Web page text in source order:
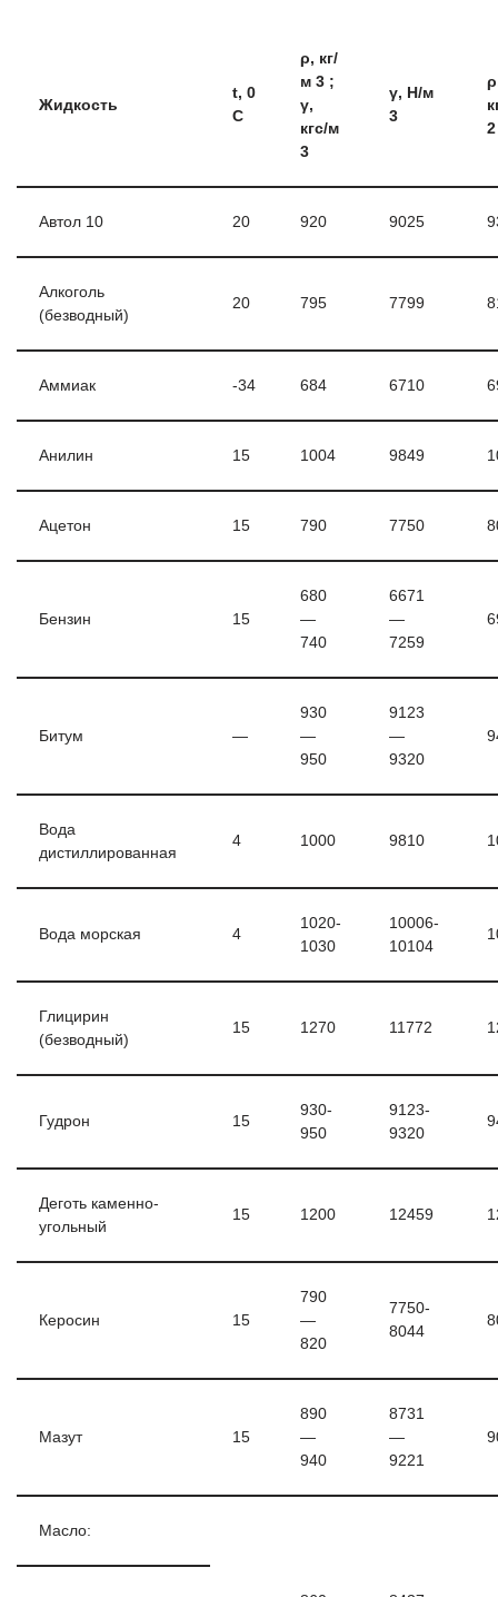
Жидкость
t, 0
С
ρ, кг/
м 3 ;
γ,
кгc/м
3
γ, H/м
3
Автол 10 20 920 9025
Алкоголь
(безводный)
20 795 7799
Аммиак -34 684 6710
Анилин 15 1004 9849
Ацетон 15 790 7750
Бензин 15
680
—
740
6671
—
7259
Битум —
930
—
950
9123
—
9320
Вода
дистиллированная
4 1000 9810
Вода морская 4
1020-
1030
10006-
10104
Глицирин
(безводный)
15 1270 11772
Гудрон 15
930-
950
9123-
9320
Деготь каменно-
угольный
15 1200 12459
Керосин 15
790
—
820
7750-
8044
Мазут 15
890
—
940
8731
—
9221
Масло: